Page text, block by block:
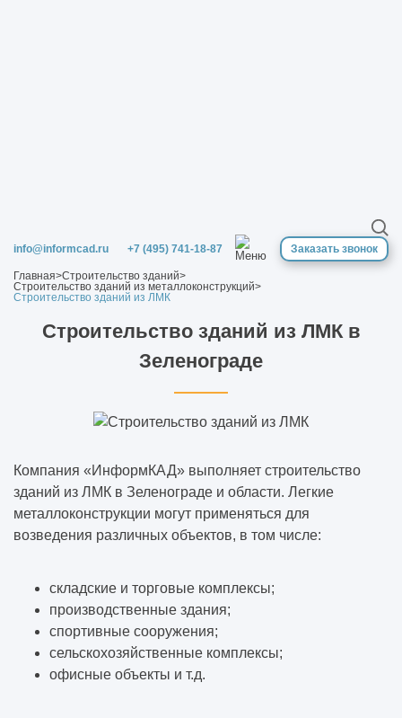
info@informcad.ru +7 (495) 741-18-87 Заказать звонок
Главная>Строительство зданий>
Строительство зданий из металлоконструкций>
Строительство зданий из ЛМК
Строительство зданий из ЛМК в
Зеленограде
Компания «ИнформКАД» выполняет строительство
зданий из ЛМК в Зеленограде и области. Легкие
металлоконструкции могут применяться для
возведения различных объектов, в том числе:
складские и торговые комплексы;
производственные здания;
спортивные сооружения;
сельскохозяйственные комплексы;
офисные объекты и т.д.